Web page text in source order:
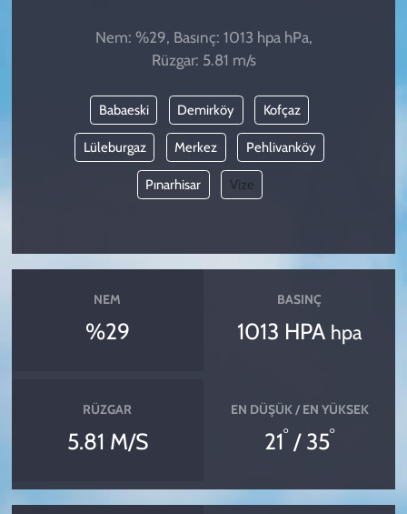
Nem: %29, Basınç: 1013 hpa hPa,
Rüzgar: 5.81 m/s
Babaeski Demirköy Kofçaz
Lüleburgaz Merkez Pehlivanköy
Pınarhisar Vize
NEM
%29
BASINÇ
1013 HPA hpa
RÜZGAR
5.81 M/S
EN DÜŞÜK / EN YÜKSEK
21° / 35°